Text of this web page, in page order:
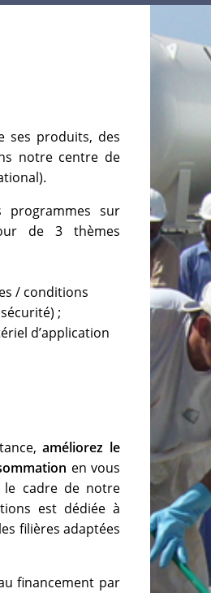
ses produits, des
notre centre de
programmes sur
de 3 thèmes
/ conditions
;
d’application
améliorez le
en vous
cadre de notre
est dédiée à
filières adaptées
financement par